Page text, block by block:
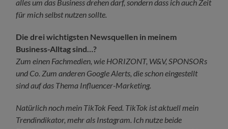
alles um das Business drehen darf, sondern dass ich auch Zeit
für mich selbst nutzen sollte.
Die drei wichtigsten Newsquellen in meinem
Business-Alltag sind…?
Zum einen Fachmedien, wie HORIZONT, W&V, SPONSORs
und Co. Zum anderen Google Alerts, die schon eingestellt
sind auf das Thema Influencer-Marketing.
Natürlich noch mein TikTok Feed. TikTok ist aktuell mein
Trendindikator, mehr als Instagram. Ich nutze beide